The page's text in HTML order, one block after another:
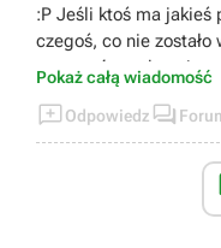
:P Jeśli ktoś ma jakieś
czegoś, co nie
tym znać, a odpowiem
pojawi się stosowny
Pokaż całą wiadomość
Odpowiedz 